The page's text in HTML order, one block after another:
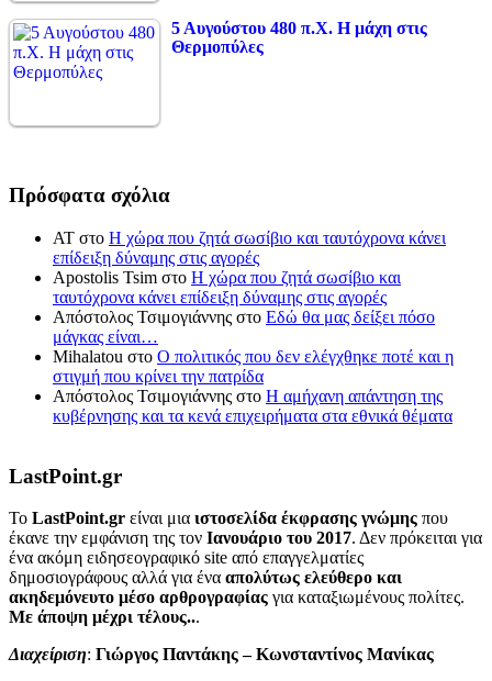
5 Αυγούστου 480 π.Χ. Η μάχη στις
Θερμοπύλες
Πρόσφατα σχόλια
ΑΤ στο Η χώρα που ζητά σωσίβιο και ταυτόχρονα κάνει
επίδειξη δύναμης στις αγορές
Apostolis Tsim στο Η χώρα που ζητά σωσίβιο και
ταυτόχρονα κάνει επίδειξη δύναμης στις αγορές
Απόστολος Τσιμογιάννης στο Εδώ θα μας δείξει πόσο
μάγκας είναι…
Mihalatou στο Ο πολιτικός που δεν ελέγχθηκε ποτέ και η
στιγμή που κρίνει την πατρίδα
Απόστολος Τσιμογιάννης στο Η αμήχανη απάντηση της
κυβέρνησης και τα κενά επιχειρήματα στα εθνικά θέματα
LastPoint.gr
To LastPoint.gr είναι μια ιστοσελίδα έκφρασης γνώμης που
έκανε την εμφάνιση της τον Ιανουάριο του 2017. Δεν πρόκειται για
ένα ακόμη ειδησεογραφικό site από επαγγελματίες
δημοσιογράφους αλλά για ένα απολύτως ελεύθερο και
ακηδεμόνευτο μέσο αρθρογραφίας για καταξιωμένους πολίτες.
Με άποψη μέχρι τέλους...
Διαχείριση: Γιώργος Παντάκης – Κωνσταντίνος Μανίκας